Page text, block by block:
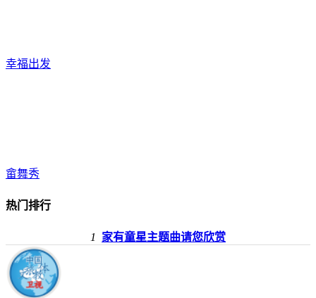
幸福出发
畲舞秀
热门排行
1 家有童星主题曲请您欣赏